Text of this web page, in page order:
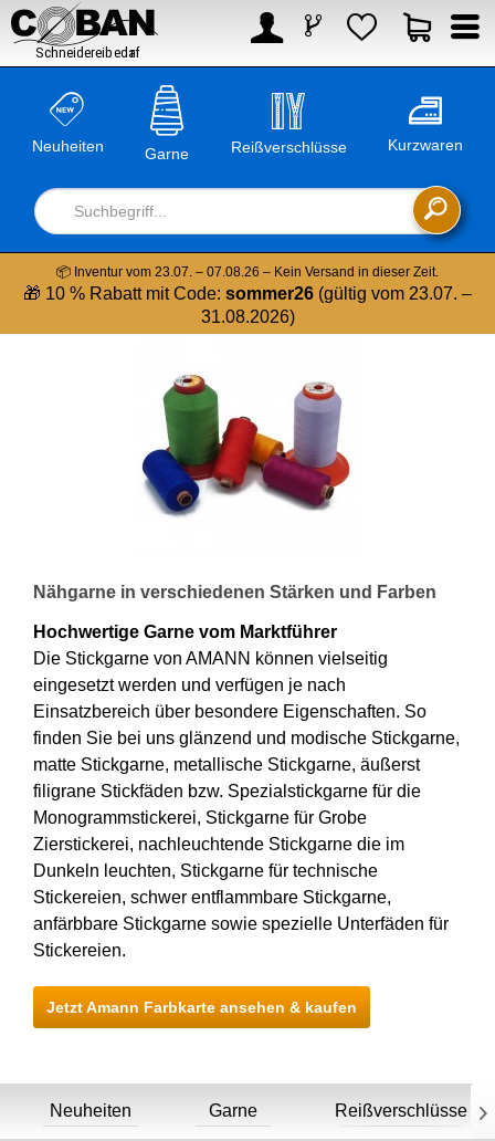
 

Neuheiten Garne

Reißverschlüsse Kurzwaren
📦 Inventur vom 23.07. – 07.08.26 – Kein Versand in dieser Zeit.
🎁 10 % Rabatt mit Code: sommer26 (gültig vom 23.07. –
31.08.2026)
Nähgarne in verschiedenen Stärken und Farben
Hochwertige Garne vom Marktführer
Die Stickgarne von AMANN können vielseitig
eingesetzt werden und verfügen je nach
Einsatzbereich über besondere Eigenschaften. So
finden Sie bei uns glänzend und modische Stickgarne,
matte Stickgarne, metallische Stickgarne, äußerst
filigrane Stickfäden bzw. Spezialstickgarne für die
Monogrammstickerei, Stickgarne für Grobe
Zierstickerei, nachleuchtende Stickgarne die im
Dunkeln leuchten, Stickgarne für technische
Stickereien, schwer entflammbare Stickgarne,
anfärbbare Stickgarne sowie spezielle Unterfäden für
Stickereien.
Jetzt Amann Farbkarte ansehen & kaufen
Neuheiten Garne Reißverschlüsse 